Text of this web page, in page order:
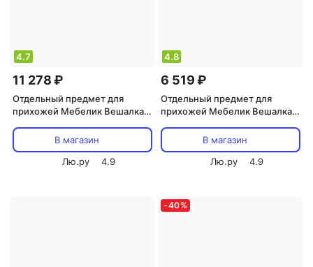
4.7
11 278 ₽
Отдельный предмет для
прихожей Мебелик Вешалка
коричневый/патина
В магазин
Лю.ру
4.9
4.8
6 519 ₽
Отдельный предмет для
прихожей Мебелик Вешалка
слоновая кость
В магазин
Лю.ру
4.9
-40%